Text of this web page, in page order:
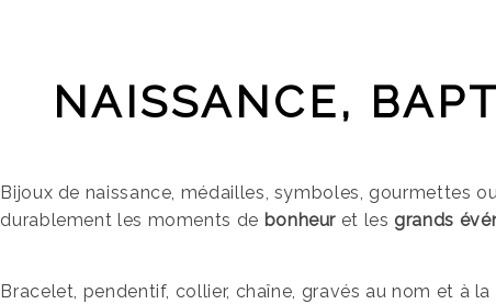
NAISSANCE,
Bijoux de naissance, médailles, symboles, gourmettes
durablement les moments de bonheur et les grands
Bracelet, pendentif, collier, chaîne, gravés au nom et à la